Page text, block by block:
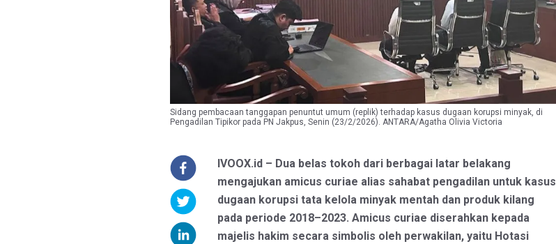
Sidang pembacaan tanggapan penuntut umum (replik) terhadap kasus dugaan korupsi minyak, di
Pengadilan Tipikor pada PN Jakpus, Senin (23/2/2026). ANTARA/Agatha Olivia Victoria
IVOOX.id – Dua belas tokoh dari berbagai latar belakang
mengajukan amicus curiae alias sahabat pengadilan untuk kasus
dugaan korupsi tata kelola minyak mentah dan produk kilang
pada periode 2018–2023. Amicus curiae diserahkan kepada
majelis hakim secara simbolis oleh perwakilan, yaitu Hotasi